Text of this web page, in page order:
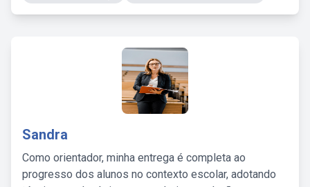
Sandra
Como orientador, minha entrega é completa ao
progresso dos alunos no contexto escolar, adotando